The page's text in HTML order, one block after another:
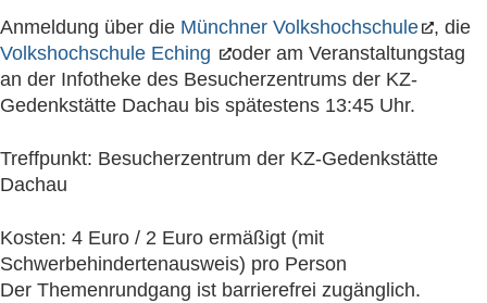
Anmeldung über die Münchner Volkshochschule
, die
Volkshochschule Eching
oder am Veranstaltungstag
an der Infotheke des Besucherzentrums der KZ-
Gedenkstätte Dachau bis spätestens 13:45 Uhr.
Treffpunkt: Besucherzentrum der KZ-Gedenkstätte
Dachau
Kosten: 4 Euro / 2 Euro ermäßigt (mit
Schwerbehindertenausweis) pro Person
Der Themenrundgang ist barrierefrei zugänglich.